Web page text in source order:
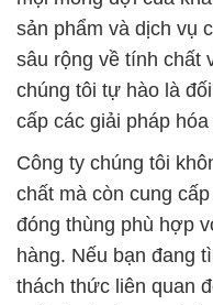
sản phẩm và dịch vụ
sâu rộng về tính chất
chúng tôi tự hào là
cấp các giải pháp
Công ty chúng tôi
chất mà còn cung
đóng thùng phù hợp
hàng. Nếu bạn đang
thách thức liên quan